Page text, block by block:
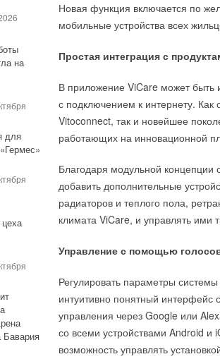
на
для
цеха
Бавария
Новая функция включается по
мобильные устройства всех
Простая интеграция с
В приложение ViCare может быть
с подключением к интернету.
Vitoconnect, так и новейшее
работающих на инновационной
Благодаря модульной
добавить дополнительные
радиаторов и теплого пола,
климата ViCare, и управлять ими
Управление с помощью
Регулировать параметры
интуитивно понятный интерфейс
управления через Google или
со всеми устройствами Android и
возможность управлять
2021
2021
Калининграда до Владивостока.
инновационных методов
развития и экономического роста
Ежедневно вы обеспечиваете
масштабные проекты по
рынке теплоэнергетики.
летопись истории
преданность и верность
сложнейшие производственные
профессиональных побед.
машиностроителей!
Бренд Дорогобужкотломаш
Частотные регуляторы
трёхфазных вентиляторов
Данные устройства регулируют
ротора асинхронного или
регуляторы обладают встроенной
управление вентилятором.
Защищают от бросков
Обеспечивают плавный пуск и
Обладают широким
преобразователи с
Экономят от 5 до 15%
Трансформаторные
однофазных вентиляторов
Трансформаторный регулятор